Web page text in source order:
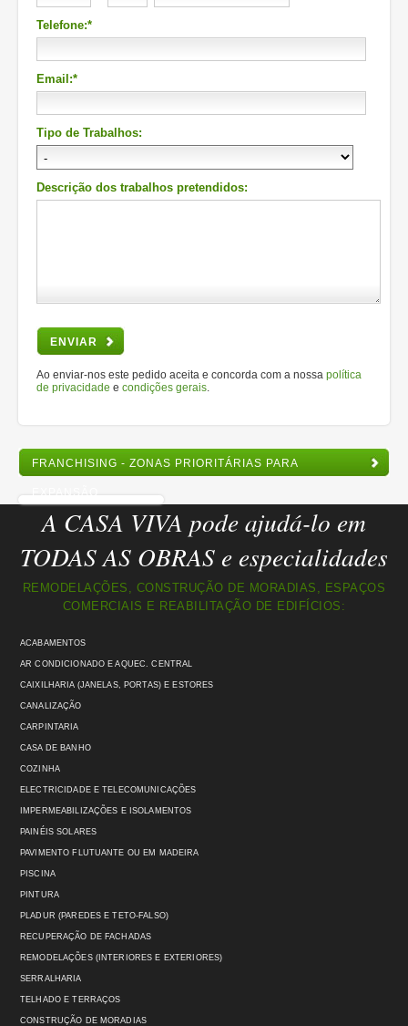
Telefone:*
Email:*
Tipo de Trabalhos:
Descrição dos trabalhos pretendidos:
ENVIAR
Ao enviar-nos este pedido aceita e concorda com a nossa política
de privacidade e condições gerais
FRANCHISING - ZONAS PRIORITÁRIAS PARA
EXPANSÃO
A CASA VIVA pode ajudá-lo em
TODAS AS OBRAS e especialidades
REMODELAÇÕES, CONSTRUÇÃO DE MORADIAS, ESPAÇOS
COMERCIAIS E REABILITAÇÃO DE EDIFÍCIOS:
ACABAMENTOS
AR CONDICIONADO E AQUEC. CENTRAL
CAIXILHARIA (JANELAS, PORTAS) E ESTORES
CANALIZAÇÃO
CARPINTARIA
CASA DE BANHO
COZINHA
ELECTRICIDADE E TELECOMUNICAÇÕES
IMPERMEABILIZAÇÕES E ISOLAMENTOS
PAINÉIS SOLARES
PAVIMENTO FLUTUANTE OU EM MADEIRA
PISCINA
PINTURA
PLADUR (PAREDES E TETO-FALSO)
RECUPERAÇÃO DE FACHADAS
REMODELAÇÕES (INTERIORES E EXTERIORES)
SERRALHARIA
TELHADO E TERRAÇOS
CONSTRUÇÃO DE MORADIAS